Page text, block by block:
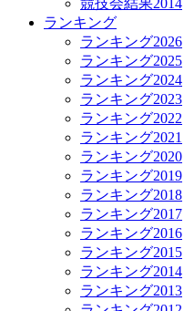
ランキング
ランキング2026
ランキング2025
ランキング2024
ランキング2023
ランキング2022
ランキング2021
ランキング2020
ランキング2019
ランキング2018
ランキング2017
ランキング2016
ランキング2015
ランキング2014
ランキング2013